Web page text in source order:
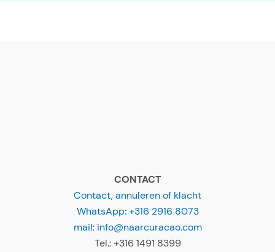
mail: info@naarcuracao.com
Tel.: +316 1491 8399